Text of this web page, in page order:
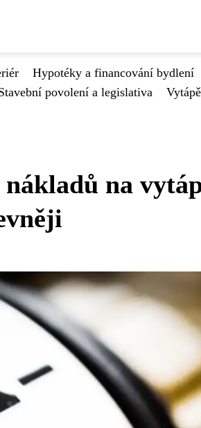
Hypotéky a financování bydlení
povolení a legislativa
na